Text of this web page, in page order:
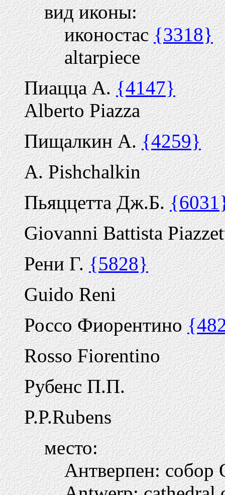
вид иконы:
иконостас{3318}
altarpiece
Пиацца А.{4147}
Alberto Piazza
Пищалкин А.{4259}
A. Pishchalkin
Пьяццетта Дж.Б.
Giovanni Battista
Рени Г.{5828}
Guido Reni
Россо Фиорентино
Rosso Fiorentino
Рубенс П.П.
P.P.Rubens
место:
Антверпен: собор